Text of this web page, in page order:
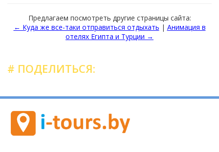
Предлагаем посмотреть другие страницы сайта:
← Куда же все-таки отправиться отдыхать | Анимация в
отелях Египта и Турции →
# ПОДЕЛИТЬСЯ: